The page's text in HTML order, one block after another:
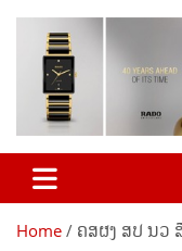
Home ຄສຜງ ສປ ນວ